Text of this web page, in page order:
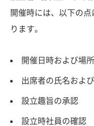
開催時には、以下の
ります。
開催日時および場所
出席者の氏名およ
設立趣旨の承認
設立時社員の確認